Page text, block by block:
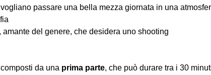
passare una bella mezza giornata in una
amante del genere, che desidera uno shooting
da una prima parte, che può durare tra i 30